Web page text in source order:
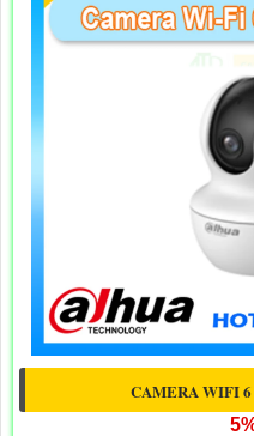
CAMERA WIFI